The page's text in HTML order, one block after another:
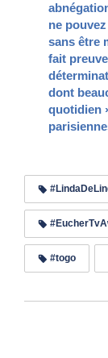
ne
sans être
fait
dont
quotidien
#togo